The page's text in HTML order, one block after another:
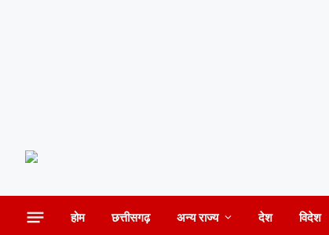
होम छत्तीसगढ़ अन्य राज्य देश विदेश